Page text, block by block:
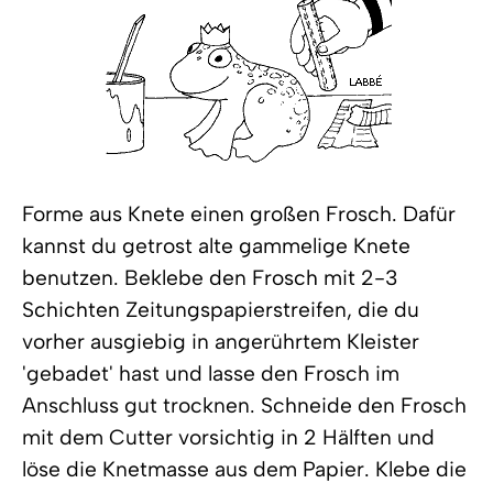
Forme aus Knete einen großen Frosch. Dafür
kannst du getrost alte gammelige Knete
benutzen. Beklebe den Frosch mit 2-3
Schichten Zeitungspapierstreifen, die du
vorher ausgiebig in angerührtem Kleister
'gebadet' hast und lasse den Frosch im
Anschluss gut trocknen. Schneide den Frosch
mit dem Cutter vorsichtig in 2 Hälften und
löse die Knetmasse aus dem Papier. Klebe die